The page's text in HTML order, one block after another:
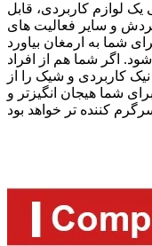
لوازم کاربردی، قابل
و سایر فعالیت های
شما به ارمغان بیاورد
اگر شما هم از افراد
کاربردی و شیک را از
شما هیجان انگیزتر و